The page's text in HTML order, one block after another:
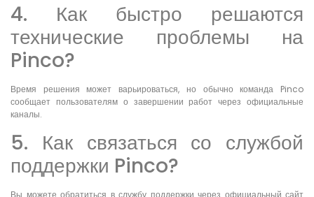
4. Как быстро решаются
технические проблемы на
Pinco?
Время решения может варьироваться, но обычно команда Pinco
сообщает пользователям о завершении работ через официальные
каналы.
5. Как связаться со службой
поддержки Pinco?
Вы можете обратиться в службу поддержки через официальный сайт